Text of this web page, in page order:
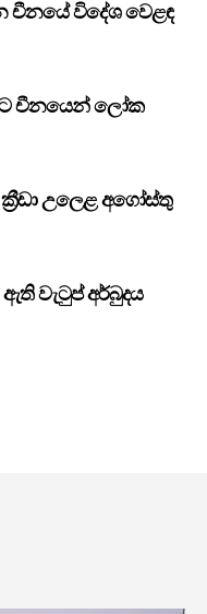
චීනයේ විදේශ වෙළඳ
චීනයෙන් ලෝක
උලෙළ අගෝස්තු
වැටුප් අර්බුදය